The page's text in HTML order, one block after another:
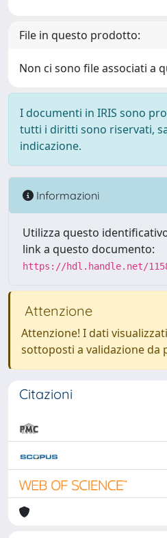
File in questo prodotto:
Non ci sono file associati a
I documenti in IRIS sono
tutti i diritti sono riservati,
indicazione.
Informazioni
Utilizza questo
link a questo documento:
https://hdl.handle.net/
Attenzione
Attenzione! I dati
sottoposti a validazione da
Citazioni